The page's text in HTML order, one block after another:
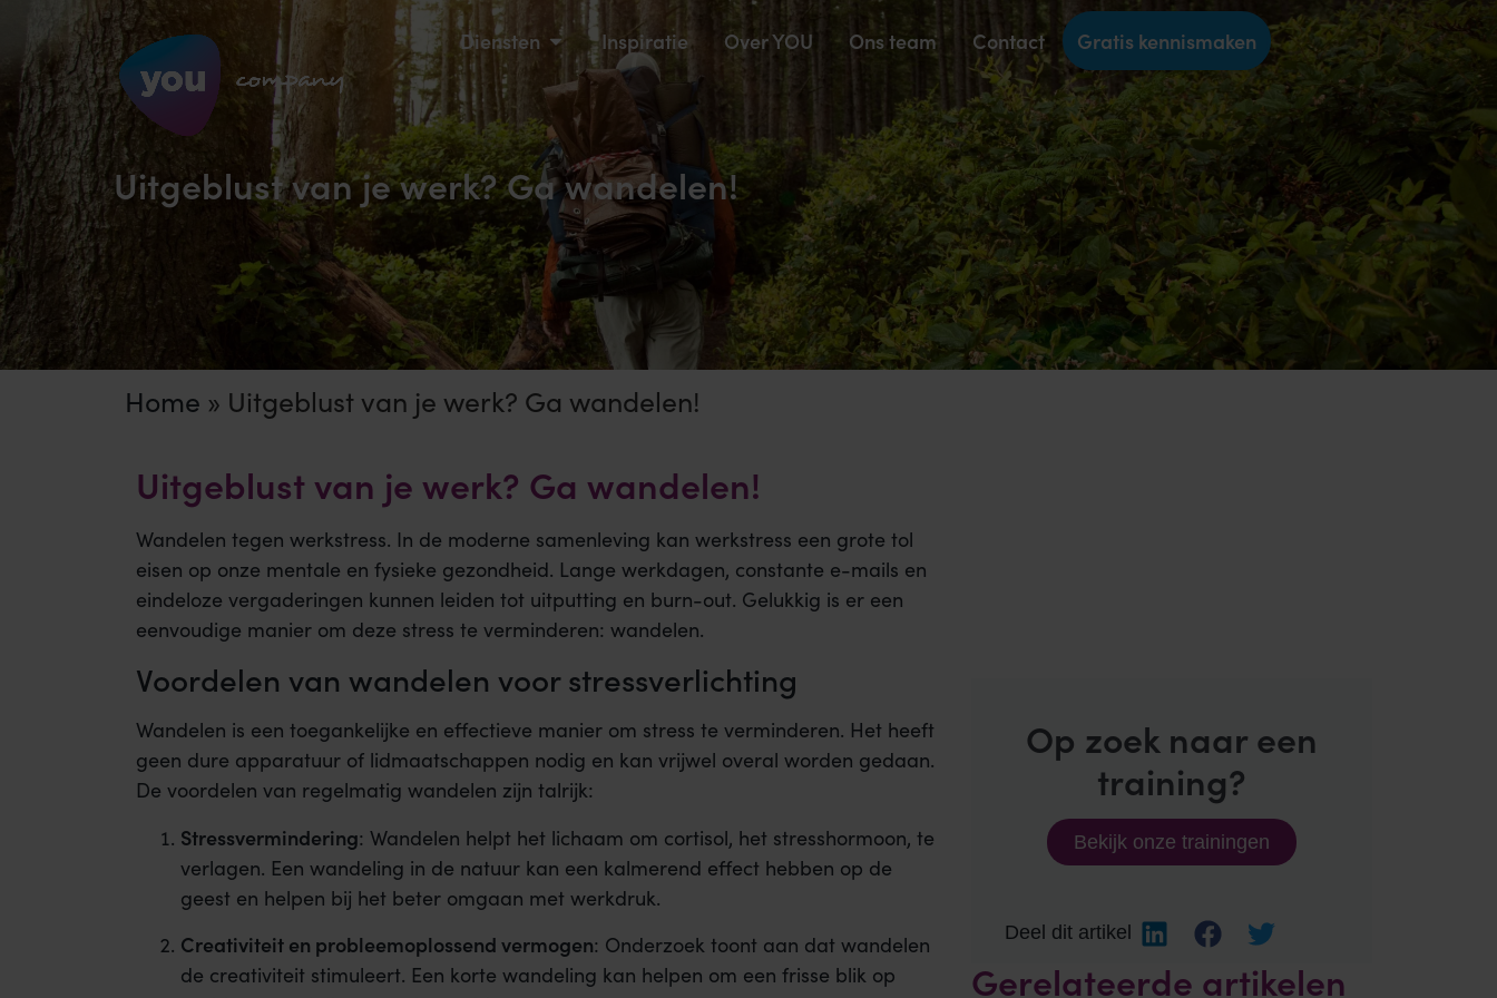
Diensten Inspiratie Over YOU Ons team Contact Gratis kennismaken
Uitgeblust van je werk? Ga wandelen!
Home » Uitgeblust van je werk? Ga wandelen!
Uitgeblust van je werk? Ga wandelen!
Wandelen tegen werkstress. In de moderne samenleving kan werkstress een grote tol
eisen op onze mentale en fysieke gezondheid. Lange werkdagen, constante e-mails en
eindeloze vergaderingen kunnen leiden tot uitputting en burn-out. Gelukkig is er een
eenvoudige manier om deze stress te verminderen: wandelen.
Voordelen van wandelen voor stressverlichting
Wandelen is een toegankelijke en effectieve manier om stress te verminderen. Het heeft
geen dure apparatuur of lidmaatschappen nodig en kan vrijwel overal worden gedaan.
De voordelen van regelmatig wandelen zijn talrijk:
Stressvermindering: Wandelen helpt het lichaam om cortisol, het stresshormoon, te
verlagen. Een wandeling in de natuur kan een kalmerend effect hebben op de
geest en helpen bij het beter omgaan met werkdruk.
Creativiteit en probleemoplossend vermogen: Onderzoek toont aan dat wandelen
de creativiteit stimuleert. Een korte wandeling kan helpen om een frisse blik op
Op zoek naar een
training?
Bekijk onze trainingen
Deel dit artikel
Gerelateerde artikelen